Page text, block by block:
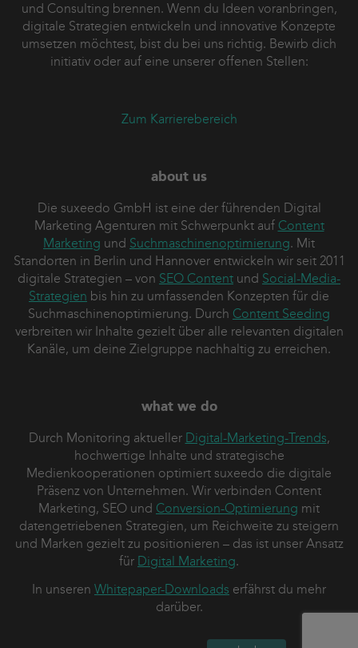
und Consulting brennen. Wenn du Ideen voranbringen,
digitale Strategien entwickeln und innovative Konzepte
umsetzen möchtest, bist du bei uns richtig. Bewirb dich
initiativ oder auf eine unserer offenen Stellen:
Zum Karrierebereich
about us
Die suxeedo GmbH ist eine der führenden Digital
Marketing Agenturen mit Schwerpunkt auf Content
Marketing und Suchmaschinenoptimierung. Mit
Standorten in Berlin und Hannover entwickeln wir seit 2011
digitale Strategien – von SEO Content und Social-Media-
Strategien bis hin zu umfassenden Konzepten für die
Suchmaschinenoptimierung. Durch Content Seeding
verbreiten wir Inhalte gezielt über alle relevanten digitalen
Kanäle, um deine Zielgruppe nachhaltig zu erreichen.
what we do
Durch Monitoring aktueller Digital-Marketing-Trends,
hochwertige Inhalte und strategische
Medienkooperationen optimiert suxeedo die digitale
Präsenz von Unternehmen. Wir verbinden Content
Marketing, SEO und Conversion-Optimierung mit
datengetriebenen Strategien, um Reichweite zu steigern
und Marken gezielt zu positionieren – das ist unser Ansatz
für Digital Marketing.
In unseren Whitepaper-Downloads erfährst du mehr
darüber.